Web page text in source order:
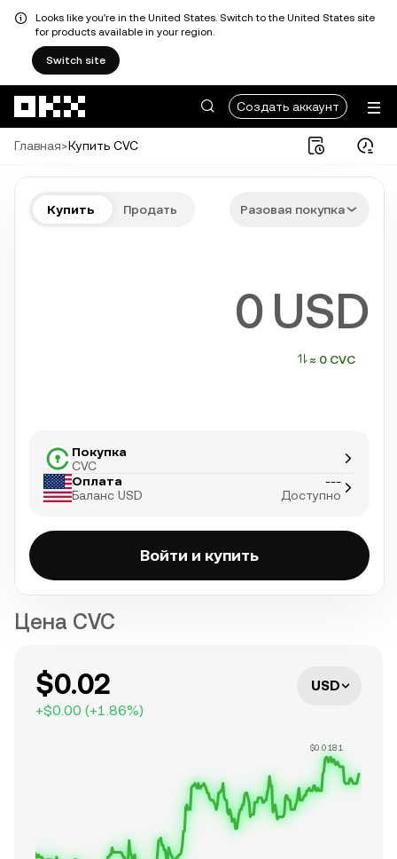
Looks like you're in the United States. Switch to the United States site
for products available in your region.
Switch site
Создать аккаунт
Главная>Купить CVC
Купить Продать Разовая покупка
USD
≈ 0 CVC
Покупка
CVC
Оплата
Баланс USD
---
Доступно
Войти и купить
Цена CVC
$0.02
+$0.00 (+1.86%)
USD
$0.0181